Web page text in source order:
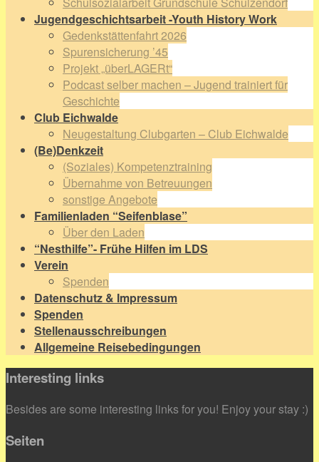
Jugendgeschichtsarbeit -Youth History Work
Gedenkstättenfahrt 2026
Spurensicherung ’45
Projekt „überLAGERt“
Podcast selber machen – Jugend trainiert für
Geschichte
Club Eichwalde
Neugestaltung Clubgarten – Club Eichwalde
(Be)Denkzeit
(Soziales) Kompetenztraining
Übernahme von Betreuungen
sonstige Angebote
Familienladen “Seifenblase”
Über den Laden
“Nesthilfe”- Frühe Hilfen im LDS
Verein
Spenden
Datenschutz & Impressum
Spenden
Stellenausschreibungen
Allgemeine Reisebedingungen
Interesting links
Besides are some interesting links for you! Enjoy your stay :)
Seiten